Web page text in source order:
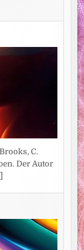
C.
Der Autor